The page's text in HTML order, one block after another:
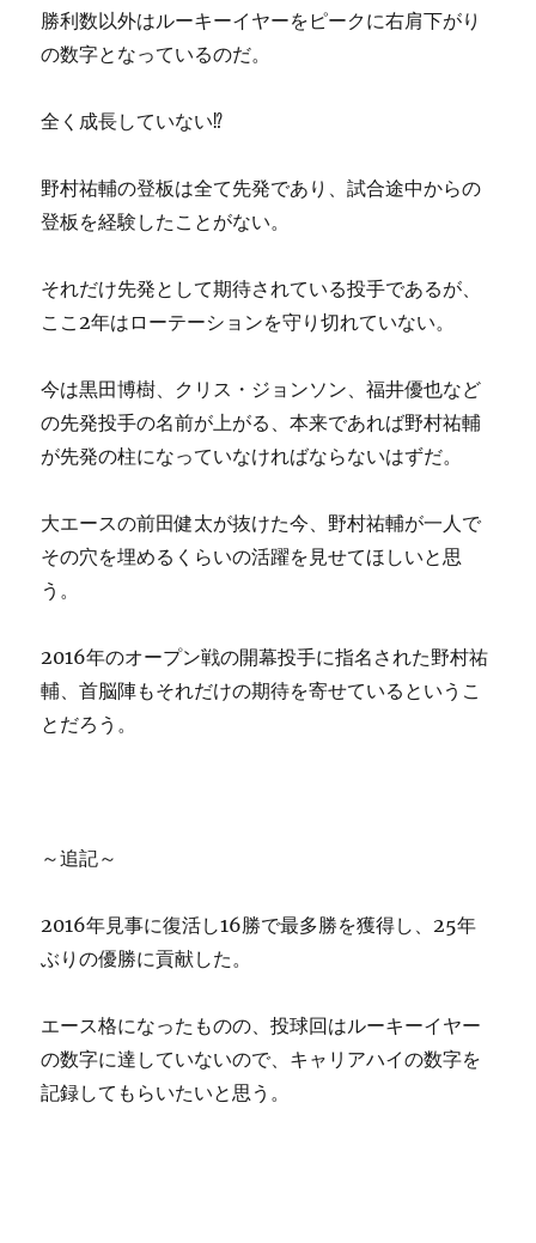
勝利数以外はルーキーイヤーをピークに右肩下がり
の数字となっているのだ。
全く成長していない⁉
野村祐輔の登板は全て先発であり、試合途中からの
登板を経験したことがない。
それだけ先発として期待されている投手であるが、
ここ2年はローテーションを守り切れていない。
今は黒田博樹、クリス・ジョンソン、福井優也など
の先発投手の名前が上がる、本来であれば野村祐輔
が先発の柱になっていなければならないはずだ。
大エースの前田健太が抜けた今、野村祐輔が一人で
その穴を埋めるくらいの活躍を見せてほしいと思
う。
2016年のオープン戦の開幕投手に指名された野村祐
輔、首脳陣もそれだけの期待を寄せているというこ
とだろう。
～追記～
2016年見事に復活し16勝で最多勝を獲得し、25年
ぶりの優勝に貢献した。
エース格になったものの、投球回はルーキーイヤー
の数字に達していないので、キャリアハイの数字を
記録してもらいたいと思う。